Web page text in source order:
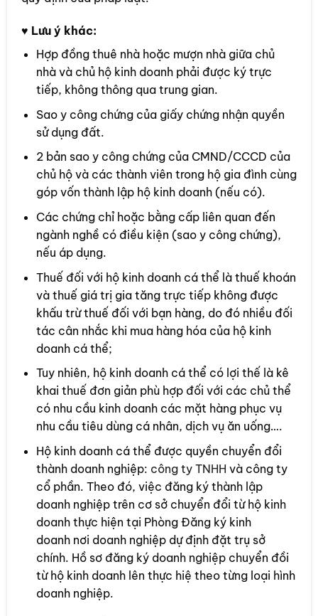
♥ Lưu ý khác:
Hợp đồng thuê nhà hoặc mượn nhà giữa chủ
nhà và chủ hộ kinh doanh phải được ký trực
tiếp, không thông qua trung gian.
Sao y công chứng của giấy chứng nhận quyền
sử dụng đất.
2 bản sao y công chứng của CMND/CCCD của
chủ hộ và các thành viên trong hộ gia đình cùng
góp vốn thành lập hộ kinh doanh (nếu có).
Các chứng chỉ hoặc bằng cấp liên quan đến
ngành nghề có điều kiện (sao y công chứng),
nếu áp dụng.
Thuế đối với hộ kinh doanh cá thể là thuế khoán
và thuế giá trị gia tăng trực tiếp không được
khấu trừ thuế đối với bạn hàng, do đó nhiều đối
tác cân nhắc khi mua hàng hóa của hộ kinh
doanh cá thể;
Tuy nhiên, hộ kinh doanh cá thể có lợi thế là kê
khai thuế đơn giản phù hợp đối với các chủ thể
có nhu cầu kinh doanh các mặt hàng phục vụ
nhu cầu tiêu dùng cá nhân, dịch vụ ăn uống….
Hộ kinh doanh cá thể được quyền chuyển đổi
thành doanh nghiệp: công ty TNHH và công ty
cổ phần. Theo đó, việc đăng ký thành lập
doanh nghiệp trên cơ sở chuyển đổi từ hộ kinh
doanh thực hiện tại Phòng Đăng ký kinh
doanh nơi doanh nghiệp dự định đặt trụ sở
chính. Hồ sơ đăng ký doanh nghiệp chuyển đồi
từ hộ kinh doanh lên thực hiệ theo từng loại hình
doanh nghiệp.